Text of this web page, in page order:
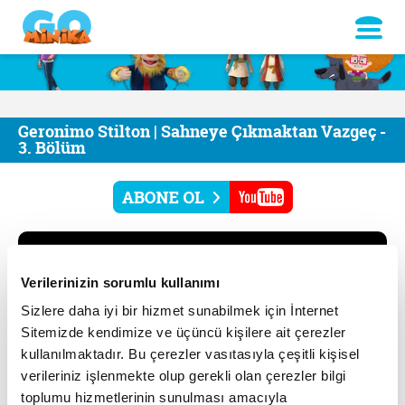
Verilerinizin sorumlu kullanımı
Sizlere daha iyi bir hizmet sunabilmek için İnternet
Sitemizde kendimize ve üçüncü kişilere ait çerezler
kullanılmaktadır. Bu çerezler vasıtasıyla çeşitli kişisel
verileriniz işlenmekte olup gerekli olan çerezler bilgi
toplumu hizmetlerinin sunulması amacıyla
Geronimo Stilton | Sahneye Çıkmaktan Vazgeç -
3. Bölüm